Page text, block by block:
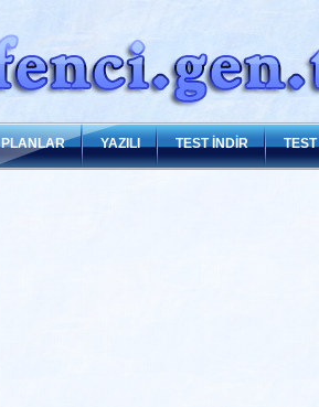
PLANLAR YAZILI TEST İNDİR